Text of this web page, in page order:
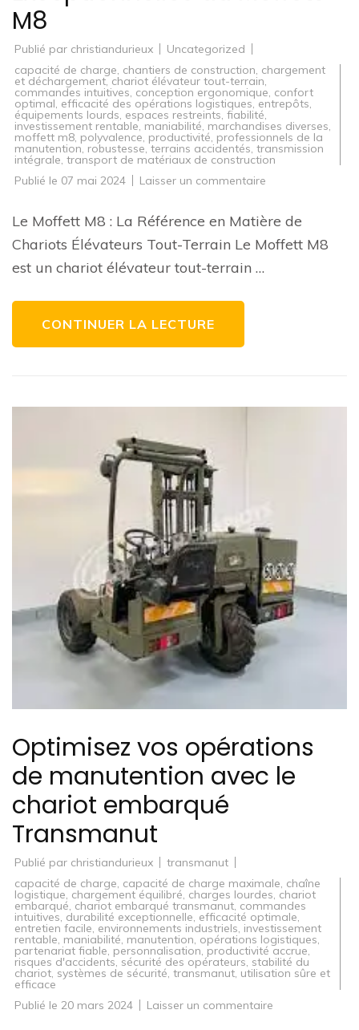
M8
Publié par christiandurieux
Uncategorized
capacité de charge, chantiers de construction, chargement
et déchargement, chariot élévateur tout-terrain,
commandes intuitives, conception ergonomique, confort
optimal, efficacité des opérations logistiques, entrepôts,
équipements lourds, espaces restreints, fiabilité,
investissement rentable, maniabilité, marchandises diverses,
moffett m8, polyvalence, productivité, professionnels de la
manutention, robustesse,terrains accidentés, transmission
intégrale, transport de matériaux de construction
Publié le 07 mai 2024 Laisser un commentaire
Performances
Exceptionnelles
du
Moffett
Le Moffett M8 : La Référence en Matière de
Chariots Élévateurs Tout-Terrain Le Moffett M8
est un chariot élévateur tout-terrain …
CONTINUER LA LECTURE
Optimisez vos opérations
de manutention avec le
chariot embarqué
Transmanut
Publié par christiandurieux
transmanut
capacité de charge, capacité de charge maximale, chaîne
logistique, chargement équilibré, charges lourdes, chariot
embarqué, chariot embarqué transmanut, commandes
intuitives, durabilité exceptionnelle, efficacité optimale,
entretien facile, environnements industriels, investissement
rentable, maniabilité, manutention, opérations logistiques,
partenariat fiable, personnalisation, productivité accrue,
risques d'accidents, sécurité des opérateurs, stabilité du
chariot, systèmes de sécurité, transmanut, utilisation sûre et
efficace
Publié le 20 mars 2024 Laisser un commentaire